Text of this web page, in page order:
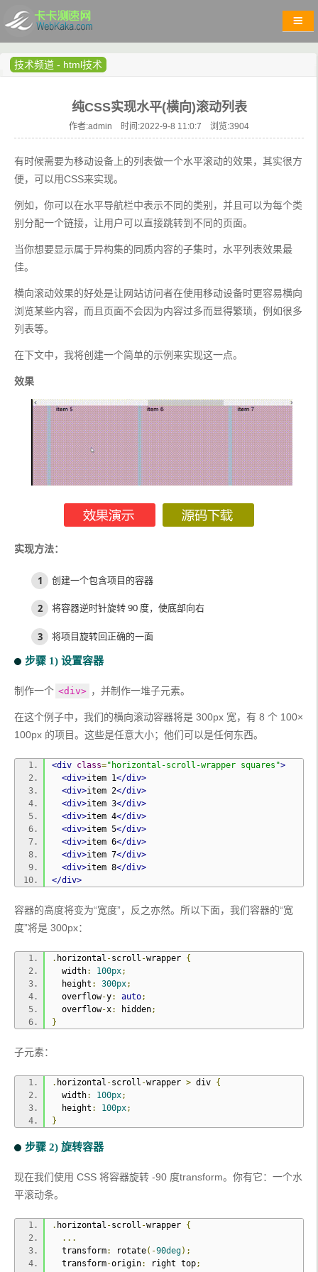
技术频道 - html技术
纯CSS实现水平(横向)滚动列表
作者:admin 时间:2022-9-8 11:0:7 浏览:3904
有时候需要为移动设备上的列表做一个水平滚动的效果，其实很方
便，可以用CSS来实现。
例如，你可以在水平导航栏中表示不同的类别，并且可以为每个类
别分配一个链接，让用户可以直接跳转到不同的页面。
当你想要显示属于异构集的同质内容的子集时，水平列表效果最
佳。
横向滚动效果的好处是让网站访问者在使用移动设备时更容易横向
浏览某些内容，而且页面不会因为内容过多而显得繁琐，例如很多
列表等。
在下文中，我将创建一个简单的示例来实现这一点。
效果
实现方法：
创建一个包含项目的容器
将容器逆时针旋转 90 度，使底部向右
将项目旋转​​回正确的一面
步骤 1) 设置容器
制作一个 <div> ，并制作一堆子元素。
在这个例子中，我们的横向滚动容器将是 300px 宽，有 8 个 100×
100px 的项目。这些是任意大小；他们可以是任何东西。
<div class="horizontal-scroll-wrapper squares">
<div>item 1</div>
<div>item 2</div>
<div>item 3</div>
<div>item 4</div>
<div>item 5</div>
<div>item 6</div>
<div>item 7</div>
<div>item 8</div>
</div>
容器的高度将变为“宽度”，反之亦然。所以下面，我们容器的“宽
度”将是 300px：
. horizontal -scroll -wrapper {
width: 100px;
height : 300px;
overflow-y: auto;
overflow-x: hidden;
}
子元素：
. horizontal -scroll -wrapper > div {
width: 100px;
height : 100px;
}
步骤 2) 旋转容器
现在我们使用 CSS 将容器旋转 -90 度transform。你有它：一个水
平滚动条。
. horizontal -scroll -wrapper {
...
transform: rotate(-90deg);
transform-origin: right top;